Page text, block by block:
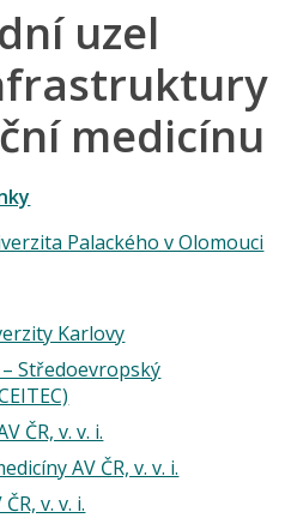
uzel
medicínu
Palackého v Olomouci
Karlovy
Středoevropský
ČR, v. v. i.
AV ČR, v. v. i.
v. v. i.